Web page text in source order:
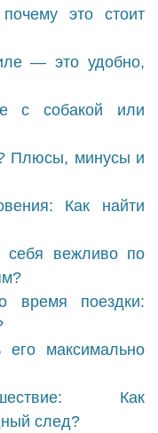
это стоит
— это удобно,
с собакой или
Плюсы, минусы и
Как найти
себя вежливо по
время поездки:
максимально
Как
след?